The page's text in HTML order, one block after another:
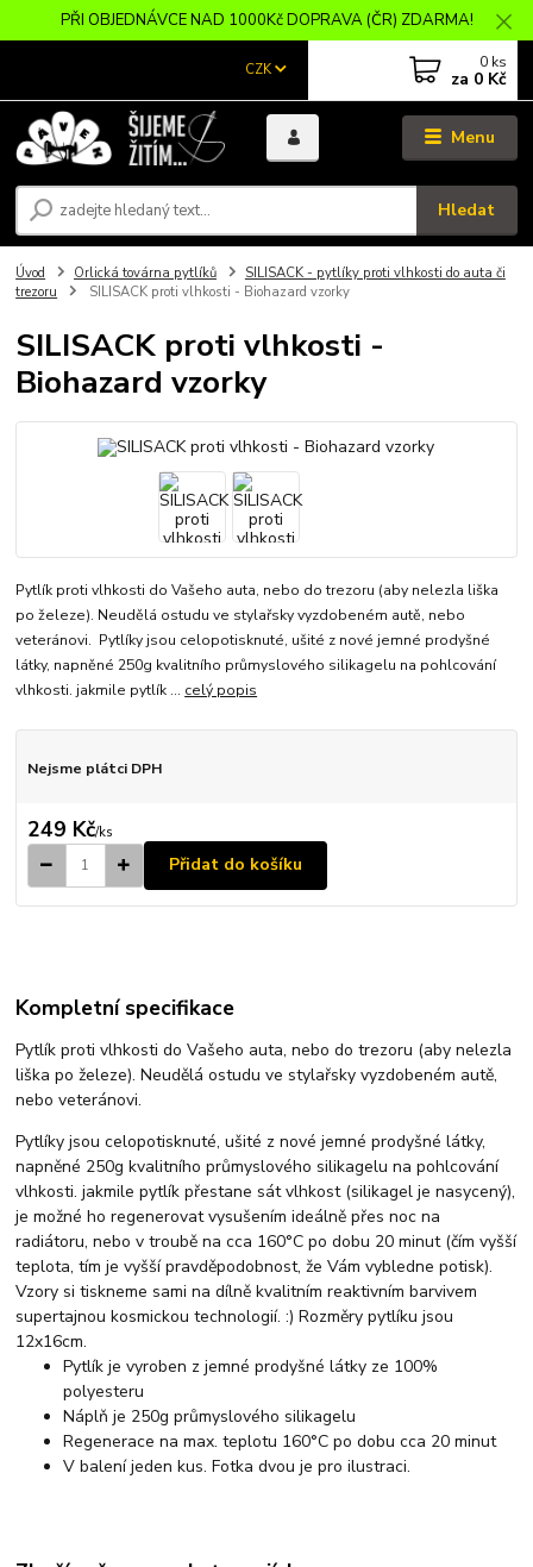
PŘI OBJEDNÁVCE NAD 1000Kč DOPRAVA (ČR) ZDARMA!
Menu
CZK
Hledat
0 ks
za 0 Kč
Úvod Orlická továrna pytlíků
SILISACK - pytlíky proti vlhkosti do auta či
trezoru
SILISACK proti vlhkosti - Biohazard vzorky
SILISACK proti vlhkosti -
Biohazard vzorky
Pytlík proti vlhkosti do Vašeho auta, nebo do trezoru (aby nelezla liška
po železe). Neudělá ostudu ve stylařsky vyzdobeném autě, nebo
veteránovi. Pytlíky jsou celopotisknuté, ušité z nové jemné prodyšné
látky, napněné 250g kvalitního průmyslového silikagelu na pohlcování
vlhkosti. jakmile pytlík ... celý popis
Nejsme plátci DPH
249 Kč/ks
Přidat do košíku
Kompletní specifikace
Pytlík proti vlhkosti do Vašeho auta, nebo do trezoru (aby nelezla
liška po železe). Neudělá ostudu ve stylařsky vyzdobeném autě,
nebo veteránovi.
Pytlíky jsou celopotisknuté, ušité z nové jemné prodyšné látky,
napněné 250g kvalitního průmyslového silikagelu na pohlcování
vlhkosti. jakmile pytlík přestane sát vlhkost (silikagel je nasycený),
je možné ho regenerovat vysušením ideálně přes noc na
radiátoru, nebo v troubě na cca 160°C po dobu 20 minut (čím vyšší
teplota, tím je vyšší pravděpodobnost, že Vám vybledne potisk).
Vzory si tiskneme sami na dílně kvalitním reaktivním barvivem
supertajnou kosmickou technologií. :) Rozměry pytlíku jsou
12x16cm.
Pytlík je vyroben z jemné prodyšné látky ze 100%
polyesteru
Náplň je 250g průmyslového silikagelu
Regenerace na max. teplotu 160°C po dobu cca 20 minut
V balení jeden kus. Fotka dvou je pro ilustraci.